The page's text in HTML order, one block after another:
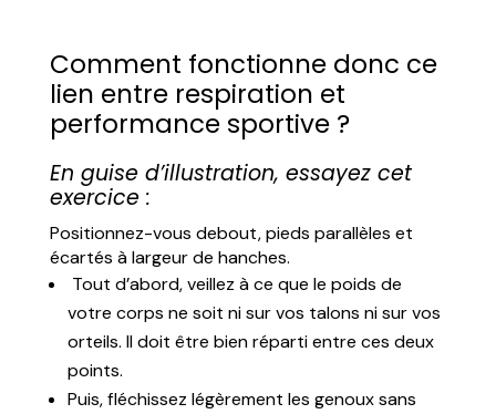
Comment fonctionne donc ce
lien entre respiration et
performance sportive ?
En guise d’illustration, essayez cet
exercice :
Positionnez-vous debout, pieds parallèles et
écartés à largeur de hanches.
Tout d’abord, veillez à ce que le poids de
votre corps ne soit ni sur vos talons ni sur vos
orteils. Il doit être bien réparti entre ces deux
points.
Puis, fléchissez légèrement les genoux sans